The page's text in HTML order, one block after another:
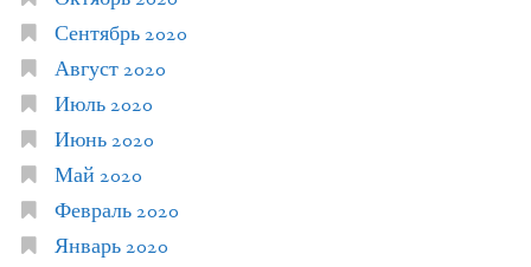
Сентябрь 2020
Август 2020
Июль 2020
Июнь 2020
Май 2020
Февраль 2020
Январь 2020